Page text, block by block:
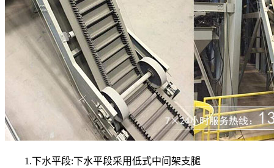
1.下水平段:下水平段采用低式中间架支腿